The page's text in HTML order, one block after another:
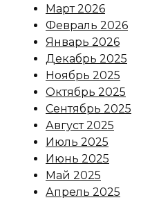
Март 2026
Февраль 2026
Январь 2026
Декабрь 2025
Ноябрь 2025
Октябрь 2025
Сентябрь 2025
Август 2025
Июль 2025
Июнь 2025
Май 2025
Апрель 2025